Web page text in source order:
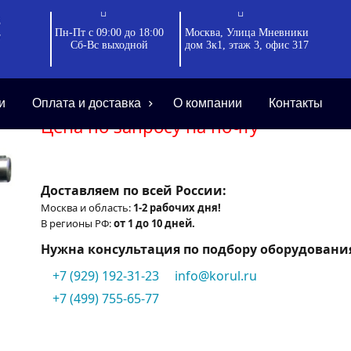
Пн-Пт с 09:00 до 18:00
Сб-Вс выходной
Москва, Улица Мневники
дом 3к1, этаж 3, офис 317
Оплата и доставка О компании Контакты
на сайте могут незначительно колебаться как в
Благодарим за понимание!
СЕРВОПРИВОД SIEMENS
Цена по запросу на почту
Доставляем по всей России:
Москва и область: 1-2 рабочих дня!
В регионы РФ:от 1 до 10 дней.
Нужна консультация по подбору
+7 (929) 192-31-23
+7 (499) 755-65-77
info@korul.ru